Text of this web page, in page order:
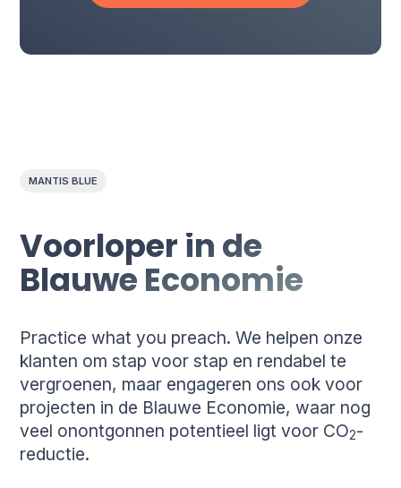
MANTIS BLUE
Voorloper in de
Blauwe Economie
Practice what you preach. We helpen onze
klanten om stap voor stap en rendabel te
vergroenen, maar engageren ons ook voor
projecten in de Blauwe Economie, waar nog
veel onontgonnen potentieel ligt voor CO2-
reductie.